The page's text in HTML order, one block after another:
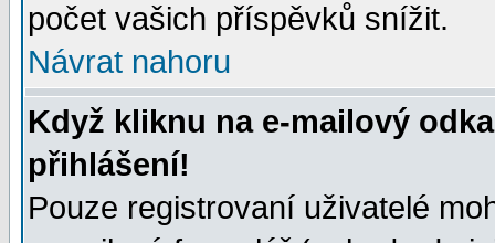
počet vašich příspěvků snížit.
Návrat nahoru
Když kliknu na e-mailový
přihlášení!
Pouze registrovaní uživatelé